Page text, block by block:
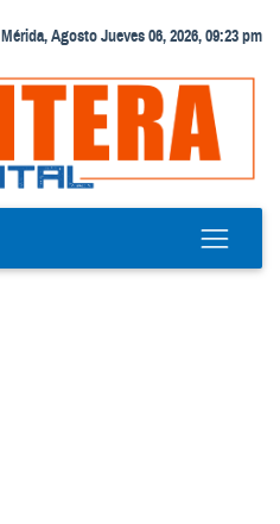
Mérida, Agosto Jueves 06, 2026, 09:23 pm